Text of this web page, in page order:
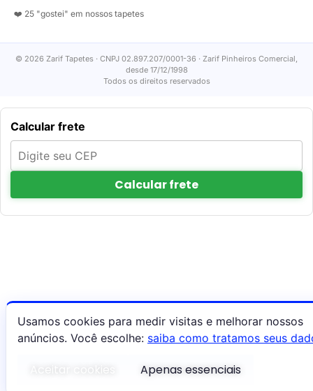
❤️ 25 "gostei" em nossos tapetes
© 2026 Zarif Tapetes · CNPJ 02.897.207/0001-36 · Zarif Pinheiros Comercial,
desde 17/12/1998
Todos os direitos reservados
Calcular frete
Calcular frete
Usamos cookies para medir visitas e melhorar nossos
anúncios. Você escolhe: saiba como tratamos seus
Apenas essenciais